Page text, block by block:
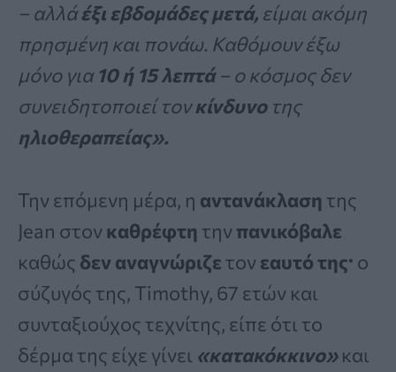
– αλλάέξι εβδομάδες μετά, είμαι ακόμη
πρησμένη και πονάω. Καθόμουν έξω
μόνο για 10 ή 15 λεπτά– ο κόσμος δεν
συνειδητοποιεί τονκίνδυνοτης
ηλιοθεραπείας».
Την επόμενη μέρα, η αντανάκλαση της
Jean στον καθρέφτη την πανικόβαλε
καθώς δεν αναγνώριζε τον εαυτό της· ο
σύζυγός της, Timothy, 67 ετών και
συνταξιούχος τεχνίτης, είπε ότι το
δέρμα της είχε γίνει «κατακόκκινο»και